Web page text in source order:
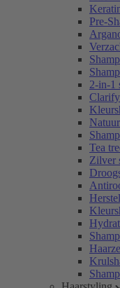
Pre-
2-in-1
Tea
Zilver